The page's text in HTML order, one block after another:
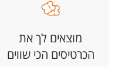
מוצאים לך את
הכרטיסים הכי שווים